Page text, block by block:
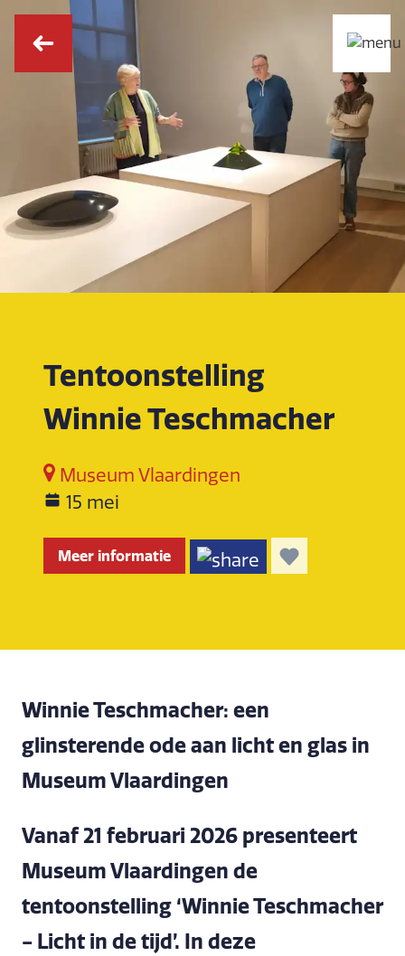
Tentoonstelling
Winnie Teschmacher
Museum Vlaardingen
15 mei
Meer informatie
Winnie Teschmacher: een
glinsterende ode aan licht en glas in
Museum Vlaardingen
Vanaf 21 februari 2026 presenteert
Museum Vlaardingen de
tentoonstelling ‘Winnie Teschmacher
- Licht in de tijd’. In deze